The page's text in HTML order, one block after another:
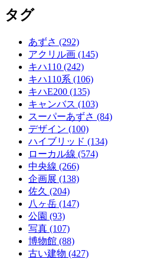
タグ
あずさ (292)
アクリル画 (145)
キハ110 (242)
キハ110系 (106)
キハE200 (135)
キャンバス (103)
スーパーあずさ (84)
デザイン (100)
ハイブリッド (134)
ローカル線 (574)
中央線 (266)
企画展 (138)
佐久 (204)
八ヶ岳 (147)
公園 (93)
写真 (107)
博物館 (88)
古い建物 (427)